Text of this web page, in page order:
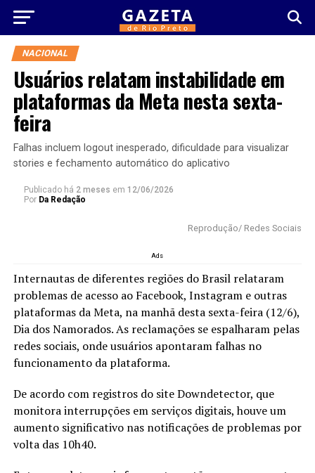
NACIONAL
Usuários relatam instabilidade em
plataformas da Meta nesta sexta-
feira
Falhas incluem logout inesperado, dificuldade para visualizar
stories e fechamento automático do aplicativo
Publicado há 2 meses em 12/06/2026
Por Da Redação
Reprodução/ Redes Sociais
Ads
Internautas de diferentes regiões do Brasil relataram
problemas de acesso ao Facebook, Instagram e outras
plataformas da Meta, na manhã desta sexta-feira (12/6),
Dia dos Namorados. As reclamações se espalharam pelas
redes sociais, onde usuários apontaram falhas no
funcionamento da plataforma.
De acordo com registros do site Downdetector, que
monitora interrupções em serviços digitais, houve um
aumento significativo nas notificações de problemas por
volta das 10h40.